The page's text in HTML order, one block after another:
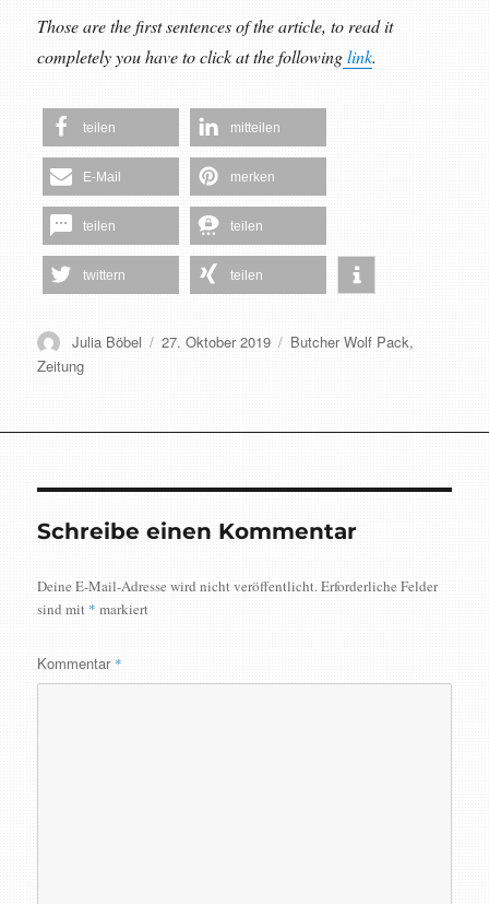
Those are the first sentences of the article, to read it
completely you have to click at the followinglink.
teilen mitteilen
E-Mail merken
teilen teilen
twittern teilen
Autor
Julia Böbel
Veröffentlicht
27. Oktober 2019 Schlagwörter
Butcher Wolf Pack,
Zeitung
Schreibe einen Kommentar
Deine E-Mail-Adresse wird nicht veröffentlicht.Erforderliche Felder
sind mit * markiert
Kommentar *